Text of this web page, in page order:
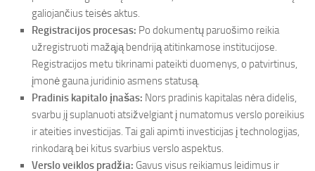
galiojančius teisės aktus.
Registracijos procesas: Po dokumentų paruošimo reikia
užregistruoti mažąją bendriją atitinkamose institucijose.
Registracijos metu tikrinami pateikti duomenys, o patvirtinus,
įmonė gauna juridinio asmens statusą.
Pradinis kapitalo įnašas: Nors pradinis kapitalas nėra didelis,
svarbu jį suplanuoti atsižvelgiant į numatomus verslo poreikius
ir ateities investicijas. Tai gali apimti investicijas į technologijas,
rinkodarą bei kitus svarbius verslo aspektus.
Verslo veiklos pradžia: Gavus visus reikiamus leidimus ir